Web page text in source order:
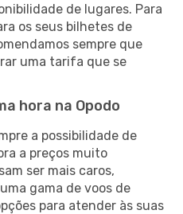
de lugares. Para
os seus bilhetes de
sempre que
uma tarifa que se
hora na Opodo
a possibilidade de
a preços muito
ser mais caros,
gama de voos de
para atender às suas